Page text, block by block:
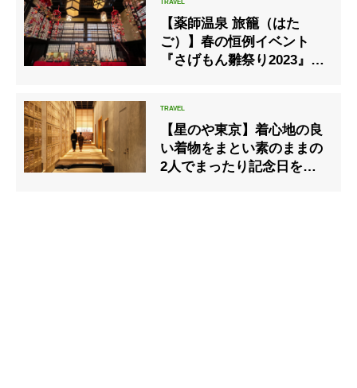
【薬師温泉 旅籠（はた
ご）】春の恒例イベント
『さげもん雛祭り2023』開
【星のや東京】着心地の良
い着物をまとい素のままの
2人でまったり記念日を過